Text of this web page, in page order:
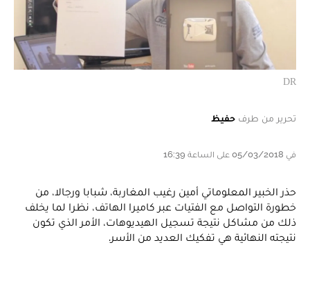
DR
تحرير من طرف حفيظ
في 05/03/2018 على الساعة 16:39
حذر الخبير المعلوماتي أمين رغيب المغاربة، شبابا ورجالا، من
خطورة التواصل مع الفتيات عبر كاميرا الهاتف، نظرا لما يخلف
ذلك من مشاكل نتيجة تسجيل الهيديوهات، الأمر الذي تكون
نتيجته النهائية هي تفكيك العديد من الأسر.